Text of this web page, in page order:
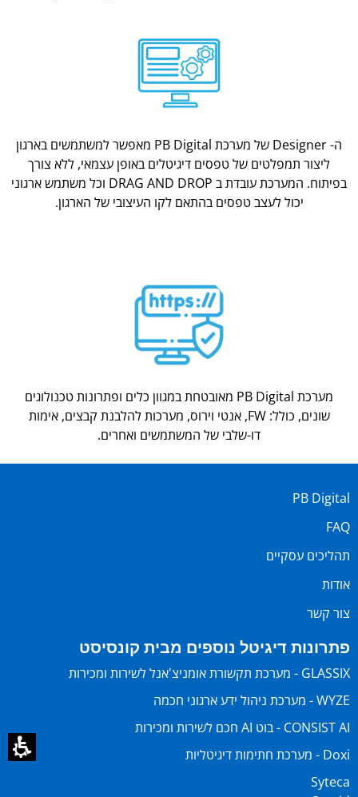
ה- Designer של מערכת PB Digital מאפשר למשתמשים בארגון
ליצור תמפלטים של טפסים דיגיטלים באופן עצמאי, ללא צורך
בפיתוח. המערכת עובדת ב DRAG AND DROP וכל משתמש ארגוני
יכול לעצב טפסים בהתאם לקו העיצובי של הארגון.
מערכת PB Digital מאובטחת במגוון כלים ופתרונות טכנולוגים
שונים, כולל: FW, אנטי וירוס, מערכות להלבנת קבצים, אימות
דו-שלבי של המשתמשים ואחרים.
PB Digital
FAQ
תהליכים עסקיים
אודות
צור קשר
פתרונות דיגיטל נוספים מבית קונסיסט
GLASSIX - מערכת תקשורת אומניצ'אנל לשירות ומכירות
WYZE - מערכת ניהול ידע ארגוני חכמה
CONSIST AI - בוט AI חכם לשירות ומכירות
Doxi - מערכת חתימות דיגיטליות
Syteca